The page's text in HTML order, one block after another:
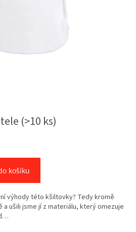
(>10 ks)
košíku
výhody této kšiltovky? Tedy kromě
ušili jsme jí z materiálu, který omezuje